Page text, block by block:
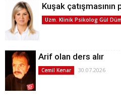
Kuşak
Uzm. Klinik Psikolog Gül
Arif olan ders alır
Cemil Kenar 30.07.2026